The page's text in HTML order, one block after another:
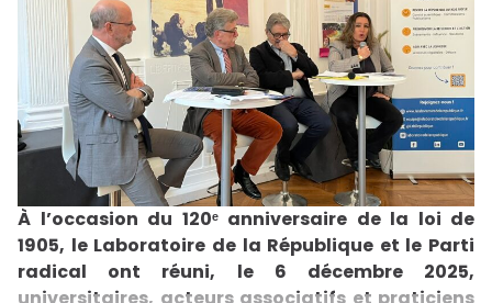
À l’occasion du 120ᵉ anniversaire de la loi de
1905, le Laboratoire de la République et le Parti
radical ont réuni, le 6 décembre 2025,